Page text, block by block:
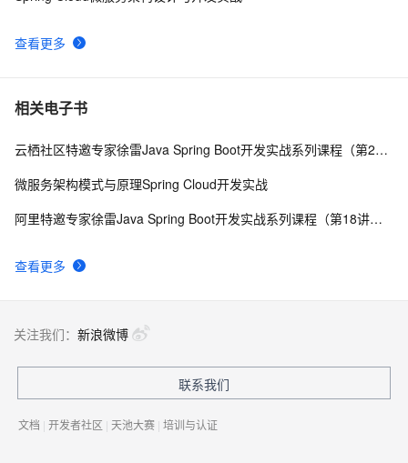
查看更多
相关电子书
查看更多
云栖社区特邀专家徐雷Java Spring Boot开发实战系列课程（第20讲）：经典面试题与阿里等名企内部招聘求职面试技巧
微服务架构模式与原理Spring Cloud开发实战
阿里特邀专家徐雷Java Spring Boot开发实战系列课程（第18讲）：制作Java Docker镜像与推送到DockerHub和阿里云Docker仓库
关注我们： 新浪微博
联系我们
文档 | 开发者社区 | 天池大赛 | 培训与认证